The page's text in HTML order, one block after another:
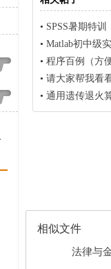
• SPSS暑期特
• Matlab初中级实
• 程序百例（方
• 请大家帮我看看
• 通用遗传退火
相似文件
法律与